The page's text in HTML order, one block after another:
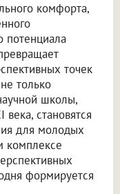
комфорта,
потенциала
точек
только
школы,
становятся
для молодых
комплексе
формируется